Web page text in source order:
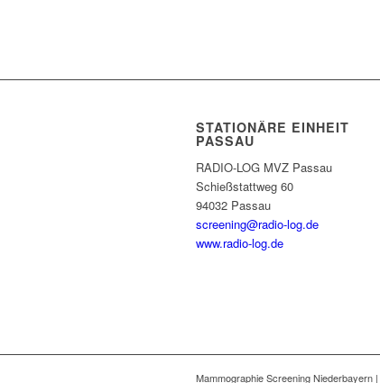
STATIONÄRE EINHEIT
PASSAU
RADIO-LOG MVZ Passau
Schießstattweg 60
94032 Passau
screening@radio-log.de
www.radio-log.de
Mammographie Screening Niederbayern |